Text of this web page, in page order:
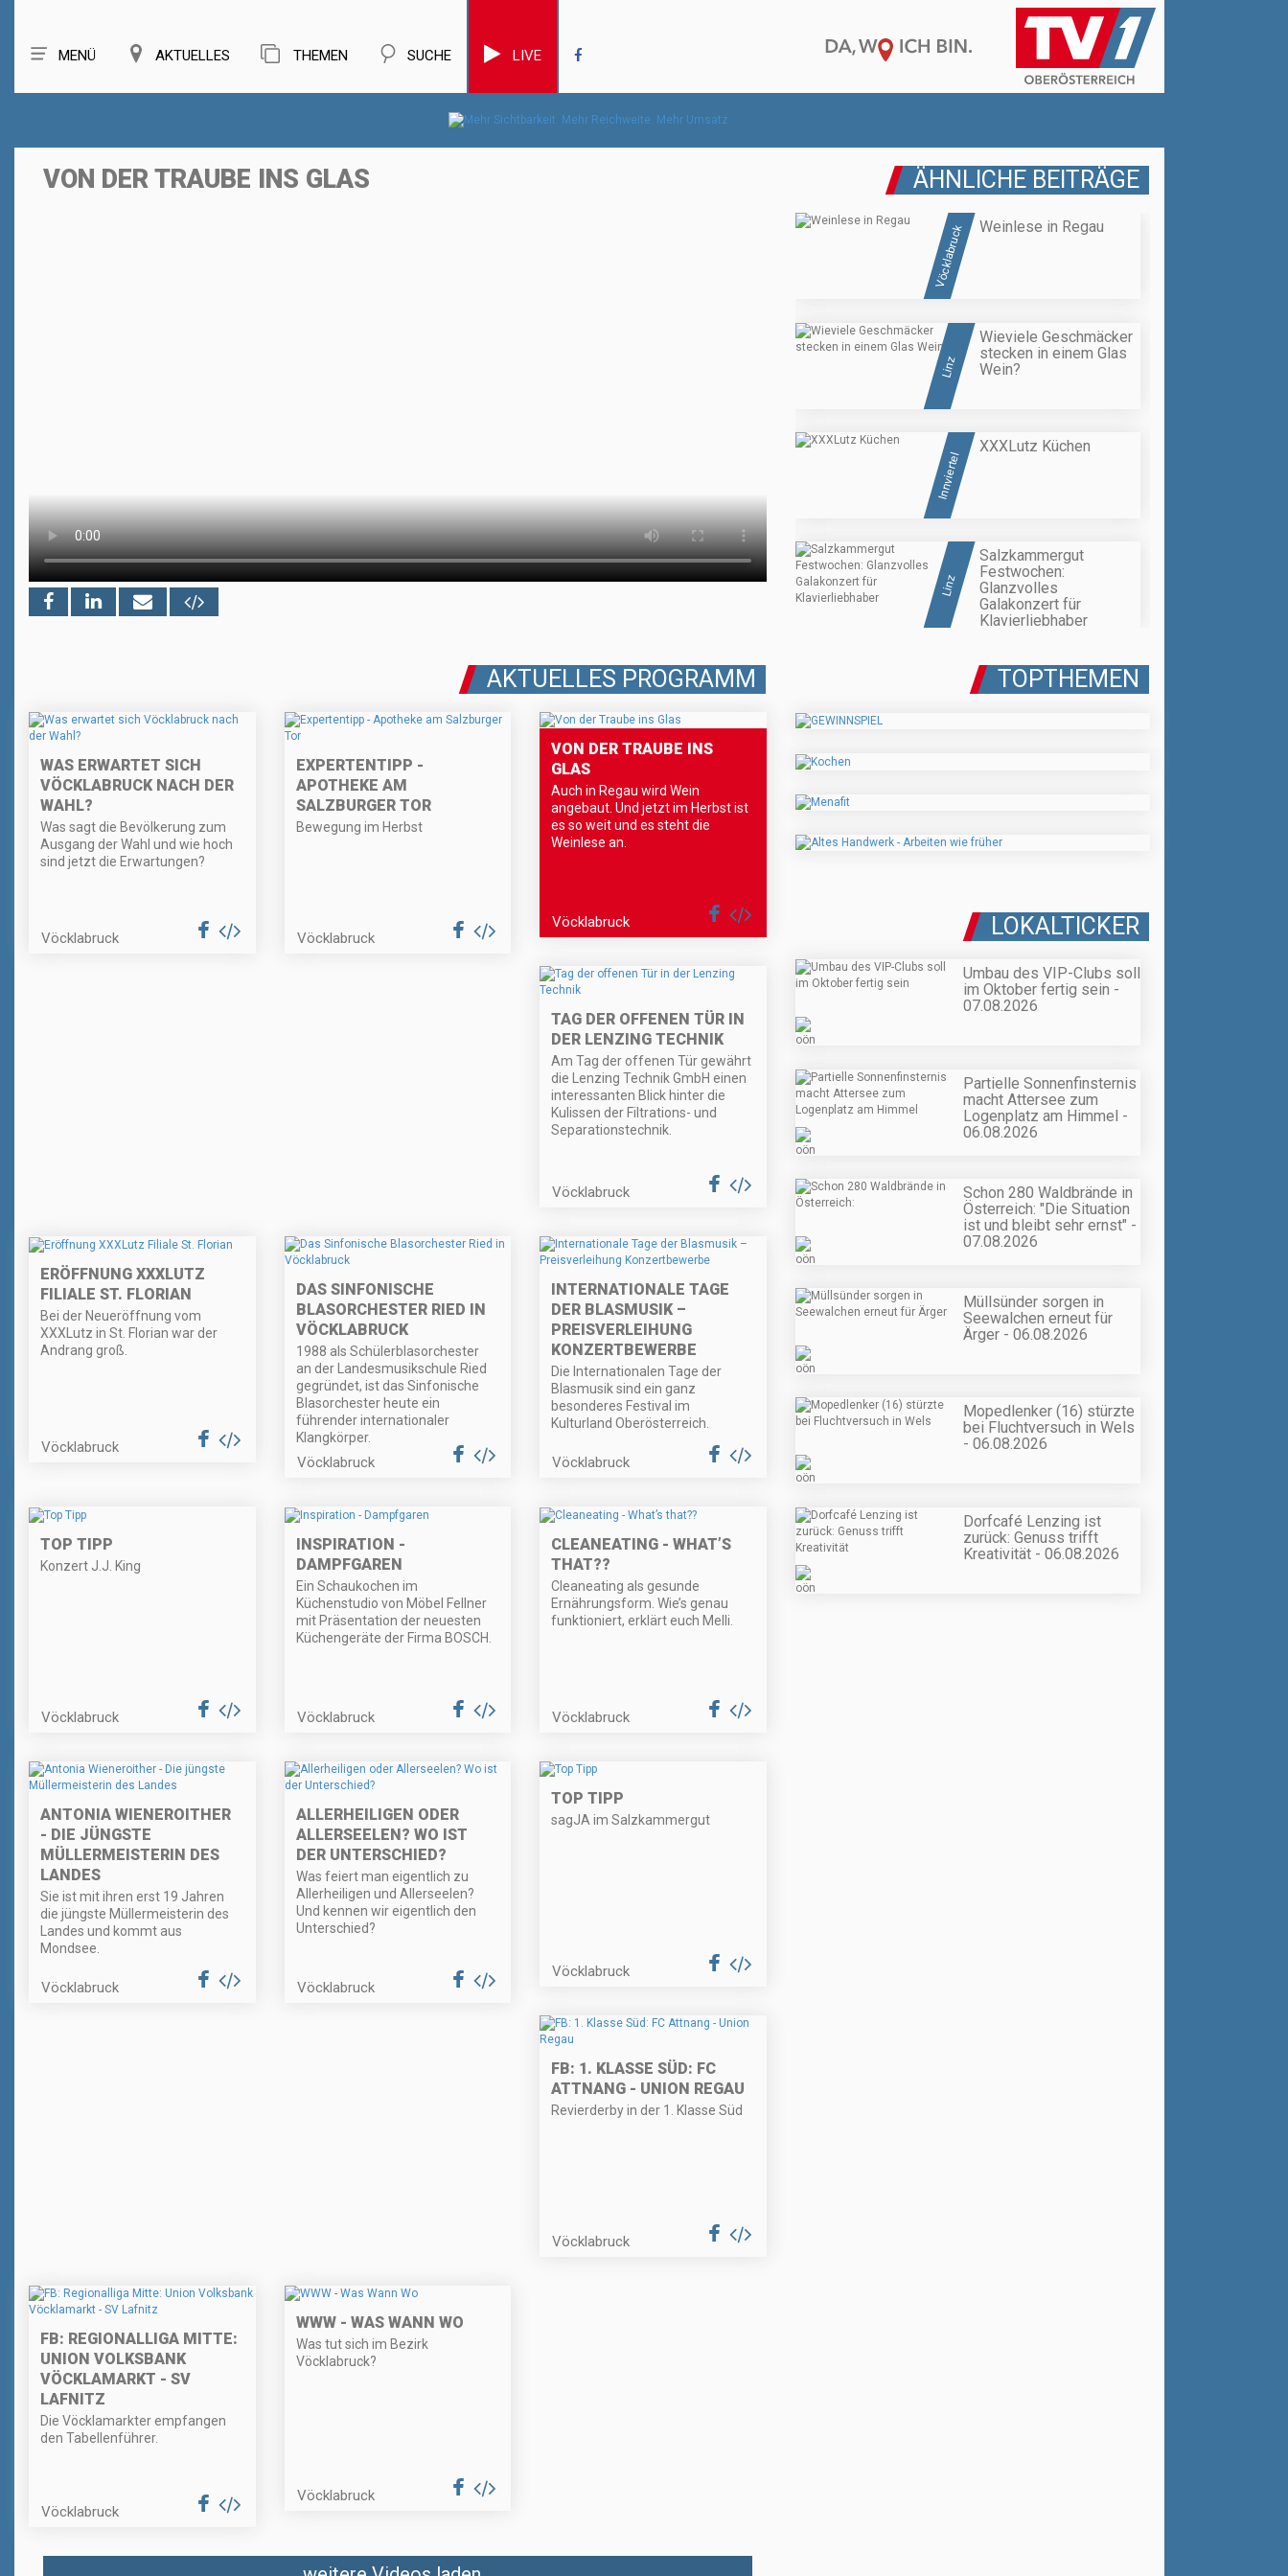
MENÜ AKTUELLES THEMEN SUCHE LIVE
VON DER TRAUBE INS GLAS ÄHNLICHE BEITRÄGE
Vöcklabruck Weinlese in Regau
Linz
Wieviele Geschmäcker
stecken in einem Glas
Wein?
Innviertel
XXXLutz Küchen
Linz
Salzkammergut
Festwochen:
Glanzvolles
Galakonzert für
Klavierliebhaber
AKTUELLES PROGRAMM
WAS ERWARTET SICH
VÖCKLABRUCK NACH DER
WAHL?
Was sagt die Bevölkerung zum
Ausgang der Wahl und wie hoch
sind jetzt die Erwartungen?
Vöcklabruck
EXPERTENTIPP -
APOTHEKE AM
SALZBURGER TOR
Bewegung im Herbst
Vöcklabruck
VON DER TRAUBE INS
GLAS
Auch in Regau wird Wein
angebaut. Und jetzt im Herbst ist
es so weit und es steht die
Weinlese an.
Vöcklabruck
TAG DER OFFENEN TÜR IN
DER LENZING TECHNIK
Am Tag der offenen Tür gewährt
die Lenzing Technik GmbH einen
interessanten Blick hinter die
Kulissen der Filtrations- und
Separationstechnik.
Vöcklabruck
ERÖFFNUNG XXXLUTZ
FILIALE ST. FLORIAN
Bei der Neueröffnung vom
XXXLutz in St. Florian war der
Andrang groß.
Vöcklabruck
DAS SINFONISCHE
BLASORCHESTER RIED IN
VÖCKLABRUCK
1988 als Schülerblasorchester
an der Landesmusikschule Ried
gegründet, ist das Sinfonische
Blasorchester heute ein
führender internationaler
Klangkörper.
Vöcklabruck
INTERNATIONALE TAGE
DER BLASMUSIK –
PREISVERLEIHUNG
KONZERTBEWERBE
Die Internationalen Tage der
Blasmusik sind ein ganz
besonderes Festival im
Kulturland Oberösterreich.
Vöcklabruck
TOP TIPP
Konzert J.J. King
Vöcklabruck
INSPIRATION -
DAMPFGAREN
Ein Schaukochen im
Küchenstudio von Möbel Fellner
mit Präsentation der neuesten
Küchengeräte der Firma BOSCH.
Vöcklabruck
CLEANEATING - WHAT’S
THAT??
Cleaneating als gesunde
Ernährungsform. Wie’s genau
funktioniert, erklärt euch Melli.
Vöcklabruck
ANTONIA WIENEROITHER
- DIE JÜNGSTE
MÜLLERMEISTERIN DES
LANDES
Sie ist mit ihren erst 19 Jahren
die jüngste Müllermeisterin des
Landes und kommt aus
Mondsee.
Vöcklabruck
ALLERHEILIGEN ODER
ALLERSEELEN? WO IST
DER UNTERSCHIED?
Was feiert man eigentlich zu
Allerheiligen und Allerseelen?
Und kennen wir eigentlich den
Unterschied?
Vöcklabruck
TOP TIPP
sagJA im Salzkammergut
Vöcklabruck
FB: 1. KLASSE SÜD: FC
ATTNANG - UNION REGAU
Revierderby in der 1. Klasse Süd
Vöcklabruck
FB: REGIONALLIGA MITTE:
UNION VOLKSBANK
VÖCKLAMARKT - SV
LAFNITZ
Die Vöcklamarkter empfangen
den Tabellenführer.
Vöcklabruck
WWW - WAS WANN WO
Was tut sich im Bezirk
Vöcklabruck?
Vöcklabruck
TOPTHEMEN
LOKALTICKER
Umbau des VIP-Clubs soll
im Oktober fertig sein -
07.08.2026
Partielle Sonnenfinsternis
macht Attersee zum
Logenplatz am Himmel -
06.08.2026
Schon 280 Waldbrände in
Österreich: "Die Situation
ist und bleibt sehr ernst" -
07.08.2026
Müllsünder sorgen in
Seewalchen erneut für
Ärger - 06.08.2026
Mopedlenker (16) stürzte
bei Fluchtversuch in Wels
- 06.08.2026
Dorfcafé Lenzing ist
zurück: Genuss trifft
Kreativität - 06.08.2026